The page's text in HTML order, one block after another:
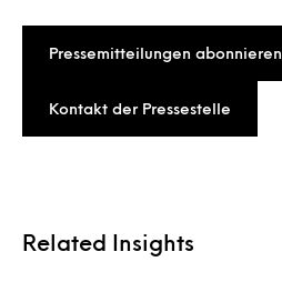
Pressemitteilungen abonnieren
Kontakt der Pressestelle
Related Insights